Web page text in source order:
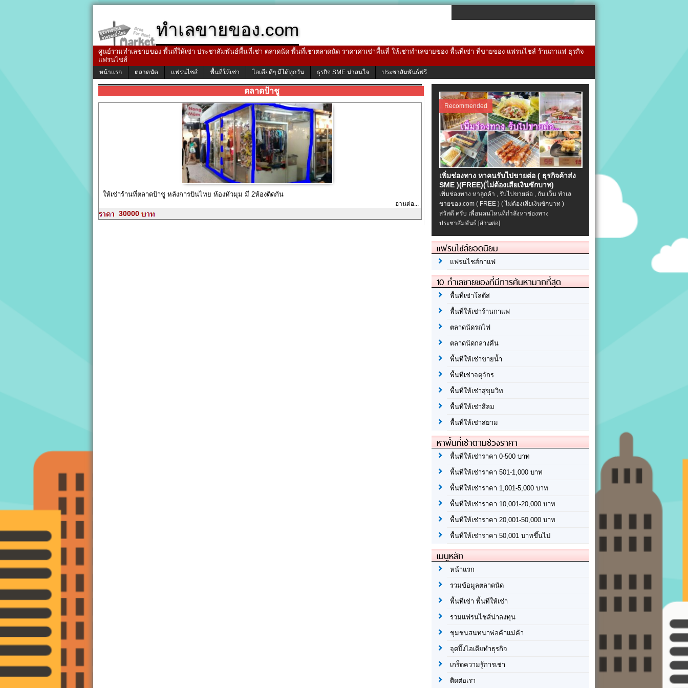
ทำเลขายของ.com
ศูนย์รวมทำเลขายของ พื้นที่ให้เช่า ประชาสัมพันธ์พื้นที่เช่า ตลาดนัด พื้นที่เช่าตลาดนัด ราคาค่าเช่าพื้นที่ ให้เช่าทำเลขายของ พื้นที่เช่า ที่ขายของ แฟรนไชส์ ร้านกาแฟ ธุรกิจ
แฟรนไชส์
หน้าแรก ตลาดนัด แฟรนไชส์ พื้นที่ให้เช่า ไอเดียดีๆ มีได้ทุกวัน ธุรกิจ SME น่าสนใจ ประชาสัมพันธ์ฟรี
ตลาดป้าชู
ให้เช่าร้านที่ตลาดป้าชู หลังการบินไทย ห้องหัวมุม มี 2ห้องติดกัน
อ่านต่อ...
30000
Recommended
เพิ่มช่องทาง หาคนรับไปขายต่อ ( ธุรกิจค้าส่ง
SME )(FREE)(ไม่ต้องเสียเงินซักบาท)
เพิ่มช่องทาง หาลูกค้า , รับไปขายต่อ , กับ เว็บ ทำเล
ขายของ.com ( FREE ) ( ไม่ต้องเสียเงินซักบาท )
สวัสดี ครับ เพื่อนคนไหนที่กำลังหาช่องทาง
ประชาสัมพันธ์ [อ่านต่อ]
แฟรนไชส์ยอดนิยม
แฟรนไชส์กาแฟ
10 ทำเลขายของที่มีการค้นหามากที่สุด
พื้นที่เช่าโลตัส
พื้นที่ให้เช่าร้านกาแฟ
ตลาดนัดรถไฟ
ตลาดนัดกลางคืน
พื้นที่ให้เช่าขายน้ำ
พื้นที่เช่าจตุจักร
พื้นที่ให้เช่าสุขุมวิท
พื้นที่ให้เช่าสีลม
พื้นที่ให้เช่าสยาม
หาพื้นที่เช่าตามช่วงราคา
พื้นที่ให้เช่าราคา 0-500 บาท
พื้นที่ให้เช่าราคา 501-1,000 บาท
พื้นที่ให้เช่าราคา 1,001-5,000 บาท
พื้นที่ให้เช่าราคา 10,001-20,000 บาท
พื้นที่ให้เช่าราคา 20,001-50,000 บาท
พื้นที่ให้เช่าราคา 50,001 บาทขึ้นไป
เมนูหลัก
หน้าแรก
รวมข้อมูลตลาดนัด
พื้นที่เช่า พื้นที่ให้เช่า
รวมแฟรนไชส์น่าลงทุน
ชุมชนสนทนาพ่อค้าแม่ค้า
จุดปิ๊งไอเดียทำธุรกิจ
เกร็ดความรู้การเช่า
ติดต่อเรา